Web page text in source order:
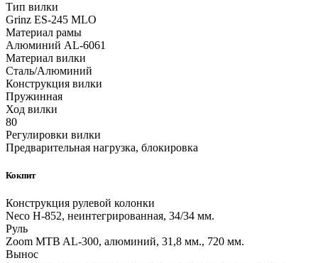
Тип вилки
Grinz ES-245 MLO
Материал рамы
Алюминий AL-6061
Материал вилки
Сталь/Алюминий
Конструкция вилки
Пружинная
Ход вилки
80
Регулировки вилки
Предварительная нагрузка, блокировка
Кокпит
Конструкция рулевой колонки
Neco H-852, неинтегрированная, 34/34 мм.
Руль
Zoom MTB AL-300, алюминий, 31,8 мм., 720 мм.
Вынос